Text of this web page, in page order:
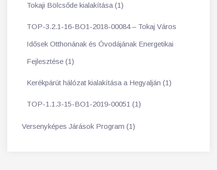
Tokaji Bölcsőde kialakítása (1)
TOP-3.2.1-16-BO1-2018-00084 – Tokaj Város
Idősek Otthonának és Óvodájának Energetikai
Fejlesztése (1)
Kerékpárút hálózat kialakítása a Hegyalján (1)
TOP-1.1.3-15-BO1-2019-00051 (1)
Versenyképes Járások Program (1)